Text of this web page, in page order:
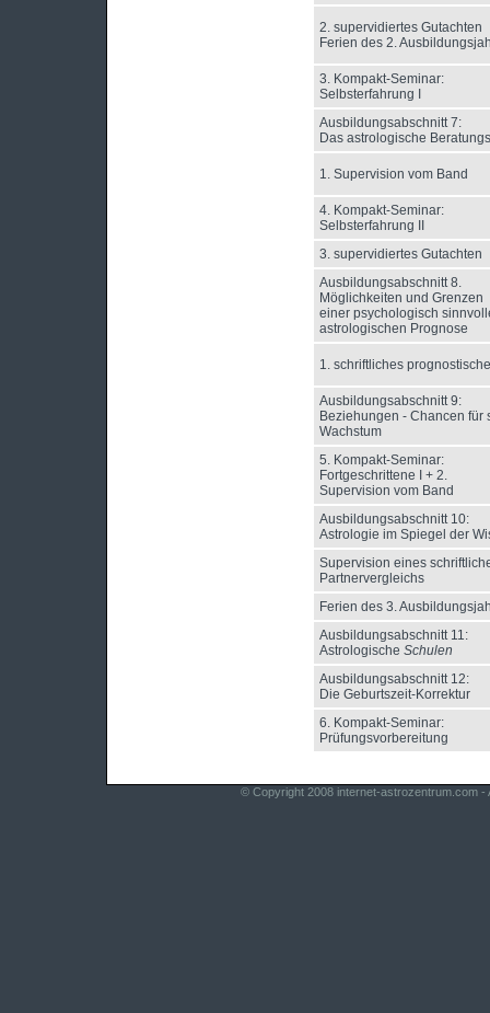
2. supervidiertes Gutachten
Ferien des 2.
3. Kompakt-Seminar:
Selbsterfahrung I
Ausbildungsabschnitt 7:
Das astrologische
1. Supervision vom Band
4. Kompakt-Seminar:
Selbsterfahrung II
3. supervidiertes Gutachten
Ausbildungsabschnitt 8.
Möglichkeiten und Grenzen
einer psychologisch
astrologischen Prognose
1. schriftliches
Ausbildungsabschnitt 9:
Beziehungen - Chancen für
Wachstum
5. Kompakt-Seminar:
Fortgeschrittene I + 2.
Supervision vom Band
Ausbildungsabschnitt 10:
Astrologie im Spiegel der
Supervision eines
Partnervergleichs
Ferien des 3.
Ausbildungsabschnitt 11:
Astrologische Schulen
Ausbildungsabschnitt 12:
Die Geburtszeit-Korrektur
6. Kompakt-Seminar:
Prüfungsvorbereitung
© Copyright 2008 internet-astrozentrum.com -